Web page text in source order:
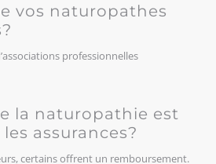
vos naturopathes
professionnelles
la naturopathie est
assurances?
certains offrent un remboursement.